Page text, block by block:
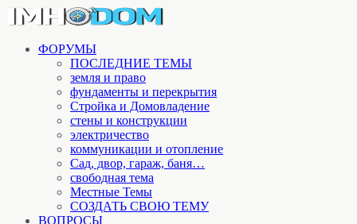
ФОРУМЫ
ПОСЛЕДНИЕ ТЕМЫ
земля и право
фундаменты и перекрытия
Стройка и Домовладение
стены и конструкции
электричество
коммуникации и отопление
Cад, двор, гараж, баня…
свободная тема
Местные Темы
СОЗДАТЬ СВОЮ ТЕМУ
ВОПРОСЫ